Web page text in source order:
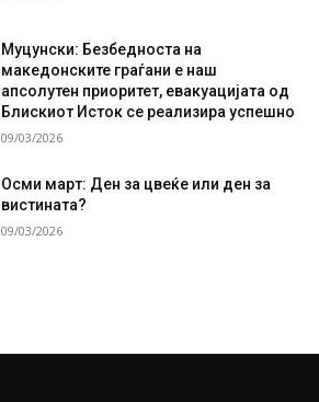
Муцунски: Безбедноста на
македонските граѓани е наш
апсолутен приоритет, евакуацијата од
Блискиот Исток се реализира успешно
09/03/2026
Осми март: Ден за цвеќе или ден за
вистината?
09/03/2026